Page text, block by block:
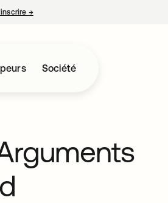
→s’ouvre dans un nouvel onglet
Société